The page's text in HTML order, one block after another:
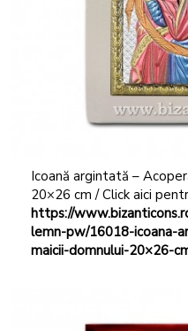
Icoană argintată –
20×26 cm / Click aici
https://
lemn-pw/16018-icoana-
maicii-domnului-20×26-